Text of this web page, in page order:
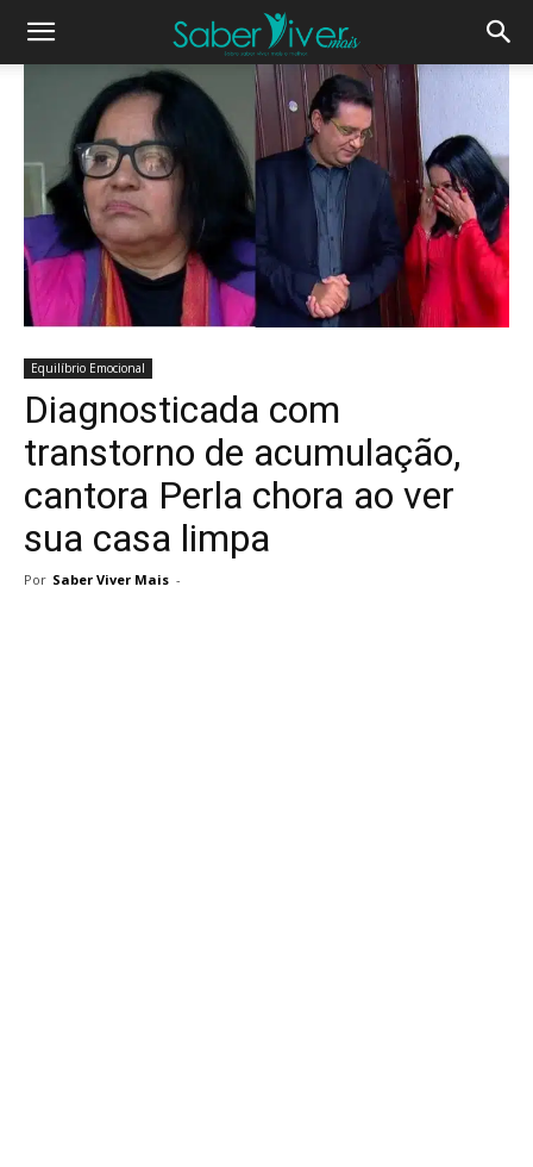
Equilíbrio Emocional
Diagnosticada com
transtorno de acumulação,
cantora Perla chora ao ver
sua casa limpa
Por Saber Viver Mais -